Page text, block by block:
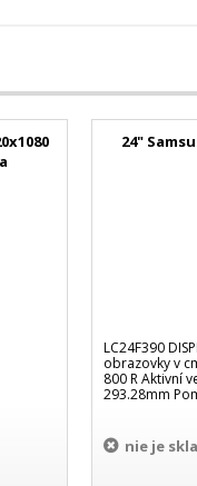
24"
LC24F390
obrazovky v
800 R Aktivní
293.28mm
nie je